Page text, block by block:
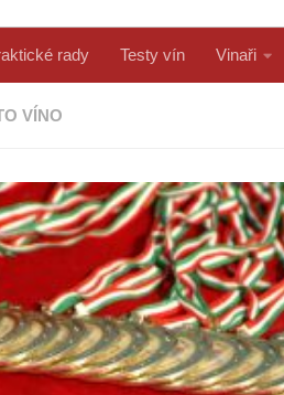
rady Testy vín Vinaři
VÍNO